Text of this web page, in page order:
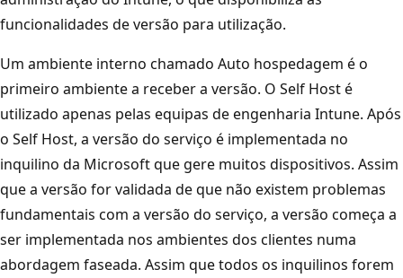
funcionalidades de versão para utilização.
Um ambiente interno chamado Auto hospedagem é o
primeiro ambiente a receber a versão. O Self Host é
utilizado apenas pelas equipas de engenharia Intune. Após
o Self Host, a versão do serviço é implementada no
inquilino da Microsoft que gere muitos dispositivos. Assim
que a versão for validada de que não existem problemas
fundamentais com a versão do serviço, a versão começa a
ser implementada nos ambientes dos clientes numa
abordagem faseada. Assim que todos os inquilinos forem